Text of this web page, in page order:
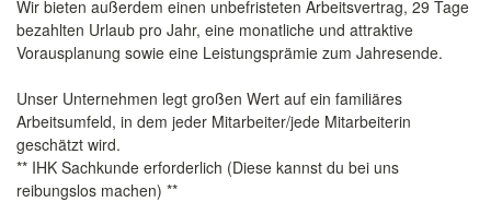
Wir bieten außerdem einen unbefristeten Arbeitsvertrag, 29 Tage
bezahlten Urlaub pro Jahr, eine monatliche und attraktive
Vorausplanung sowie eine Leistungsprämie zum Jahresende.
Unser Unternehmen legt großen Wert auf ein familiäres
Arbeitsumfeld, in dem jeder Mitarbeiter/jede Mitarbeiterin
geschätzt wird.
** IHK Sachkunde erforderlich (Diese kannst du bei uns
reibungslos machen) **